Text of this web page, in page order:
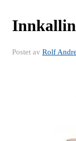
Postet av Rolf